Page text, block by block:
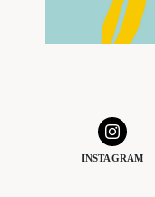
INSTAGRAM